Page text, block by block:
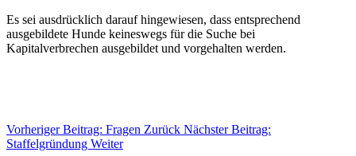
Es sei ausdrücklich darauf hingewiesen, dass entsprechend
ausgebildete Hunde keineswegs für die Suche bei
Kapitalverbrechen ausgebildet und vorgehalten werden.
Vorheriger Beitrag: Fragen Zurück Nächster Beitrag:
Staffelgründung Weiter